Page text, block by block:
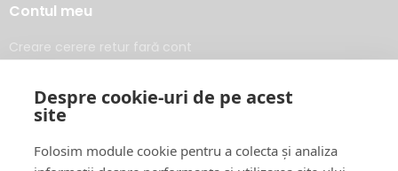
Contul meu
Creare cerere retur fară cont
Coșul meu
Favorite
Urmărește comanda mea
Despre cookie-uri de pe acest
site
Folosim module cookie pentru a colecta și analiza